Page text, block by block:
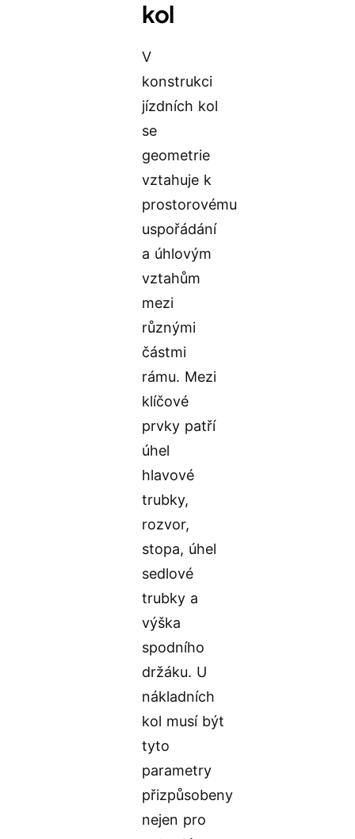
kol
V
konstrukci
jízdních kol
se
geometrie
vztahuje k
prostorovému
uspořádání
a úhlovým
vztahům
mezi
různými
částmi
rámu. Mezi
klíčové
prvky patří
úhel
hlavové
trubky,
rozvor,
stopa, úhel
sedlové
trubky a
výška
spodního
držáku. U
nákladních
kol musí být
tyto
parametry
přizpůsobeny
nejen pro